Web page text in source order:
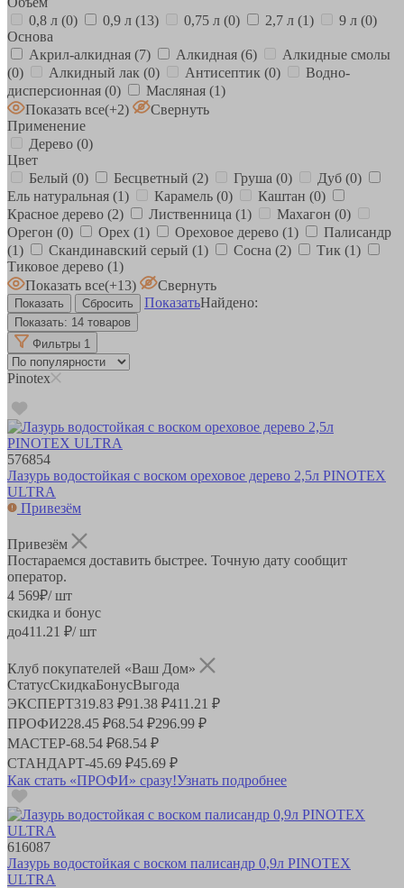
0,8 л (0) 0,9 л (13) 0,75 л (0) 2,7 л (1) 9 л (0)
Основа
Акрил-алкидная (7) Алкидная (6)
Алкидные смолы
(0)
Алкидный лак (0) Антисептик (0)
Водно-
дисперсионная (0) Масляная (1)
Показать все(+2)
Свернуть
Применение
Дерево (0)
Цвет
Белый (0) Бесцветный (2) Груша (0) Дуб (0)
Ель натуральная (1) Карамель (0) Каштан (0)
Красное дерево (2) Лиственница (1) Махагон (0)
Орегон (0) Орех (1) Ореховое дерево (1)
Палисандр
(1)
Скандинавский серый (1) Сосна (2) Тик (1)
Тиковое дерево (1)
Показать все(+13)
Свернуть
ПоказатьНайдено:
Показать: 14 товаров
Фильтры 1
Pinotex
576854
Лазурь водостойкая с воском ореховое дерево 2,5л PINOTEX
ULTRA
Привезём
Привезём
Постараемся доставить быстрее. Точную дату сообщит
оператор.
4 569₽/ шт
скидка и бонус
до411.21 ₽/ шт
Клуб покупателей «Ваш Дом»
СтатусСкидкаБонусВыгода
ЭКСПЕРТ319.83 ₽91.38 ₽411.21 ₽
ПРОФИ228.45 ₽68.54 ₽296.99 ₽
МАСТЕР-68.54 ₽68.54 ₽
СТАНДАРТ-45.69 ₽45.69 ₽
Как стать «ПРОФИ» сразу!Узнать подробнее
616087
Лазурь водостойкая с воском палисандр 0,9л PINOTEX
ULTRA